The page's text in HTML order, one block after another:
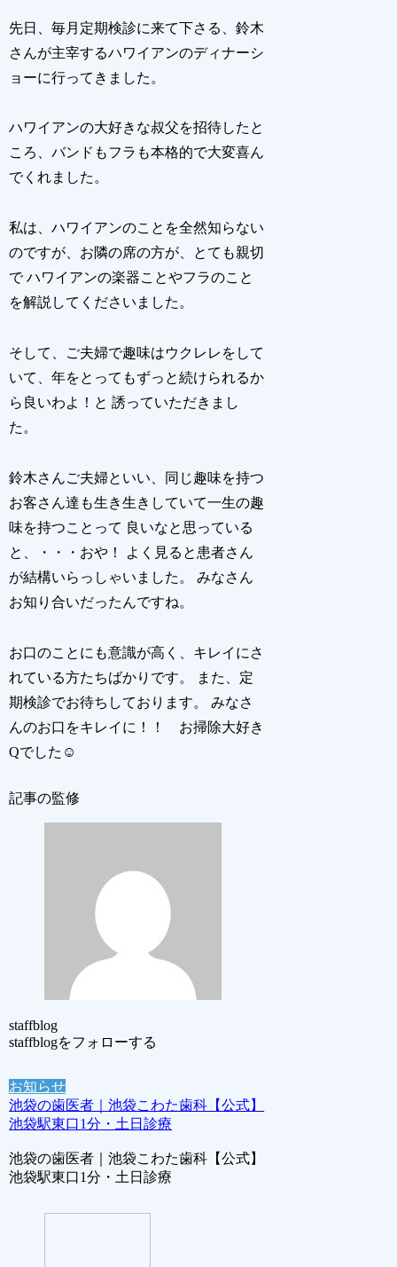
先日、毎月定期検診に来て下さる、鈴木
さんが主宰するハワイアンのディナーシ
ョーに行ってきました。
ハワイアンの大好きな叔父を招待したと
ころ、バンドもフラも本格的で大変喜ん
でくれました。
私は、ハワイアンのことを全然知らない
のですが、お隣の席の方が、とても親切
で ハワイアンの楽器ことやフラのこと
を解説してくださいました。
そして、ご夫婦で趣味はウクレレをして
いて、年をとってもずっと続けられるか
ら良いわよ！と 誘っていただきまし
た。
鈴木さんご夫婦といい、同じ趣味を持つ
お客さん達も生き生きしていて一生の趣
味を持つことって 良いなと思っている
と、・・・おや！ よく見ると患者さん
が結構いらっしゃいました。 みなさん
お知り合いだったんですね。
お口のことにも意識が高く、キレイにさ
れている方たちばかりです。 また、定
期検診でお待ちしております。 みなさ
んのお口をキレイに！！ お掃除大好き
Qでした☺
記事の監修
staffblog
staffblogをフォローする
お知らせ
池袋の歯医者｜池袋こわた歯科【公式】
池袋駅東口1分・土日診療
池袋の歯医者｜池袋こわた歯科【公式】
池袋駅東口1分・土日診療